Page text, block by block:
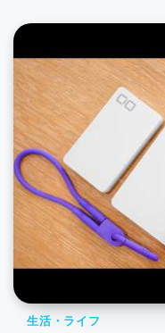
生活・ライフ